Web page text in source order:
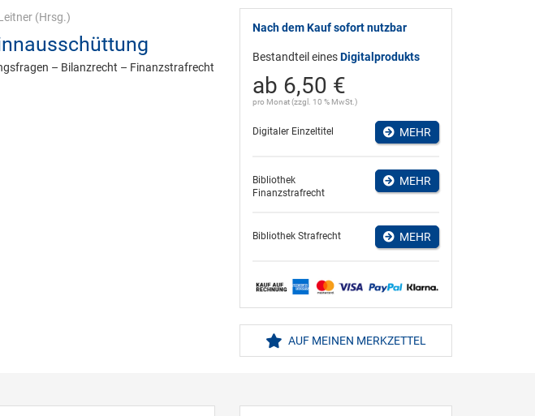
(Hrsg.)
– Bilanzrecht – Finanzstrafrecht
Nach dem Kauf sofort nutzbar
Bestandteil einesDigitalprodukts
ab 6,50 €
pro Monat (zzgl. 10 % MwSt.)
Digitaler Einzeltitel MEHR
Bibliothek
Finanzstrafrecht
MEHR
Bibliothek Strafrecht MEHR
AUF MEINEN MERKZETTEL